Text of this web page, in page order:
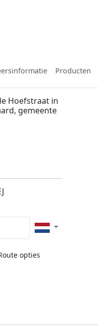
Producten
Hoefstraat in
gemeente
opties